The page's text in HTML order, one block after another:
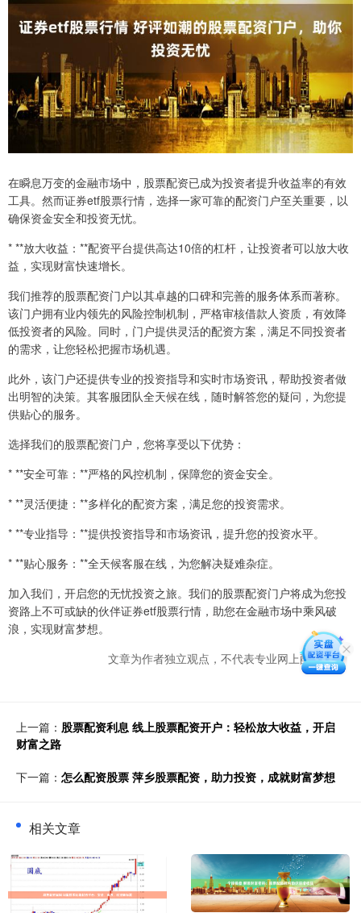
在瞬息万变的金融市场中，股票配资已成为投资者提升收益率的有效
工具。然而证券etf股票行情，选择一家可靠的配资门户至关重要，以
确保资金安全和投资无忧。
* **放大收益：**配资平台提供高达10倍的杠杆，让投资者可以放大收
益，实现财富快速增长。
我们推荐的股票配资门户以其卓越的口碑和完善的服务体系而著称。
该门户拥有业内领先的风险控制机制，严格审核借款人资质，有效降
低投资者的风险。同时，门户提供灵活的配资方案，满足不同投资者
的需求，让您轻松把握市场机遇。
此外，该门户还提供专业的投资指导和实时市场资讯，帮助投资者做
出明智的决策。其客服团队全天候在线，随时解答您的疑问，为您提
供贴心的服务。
选择我们的股票配资门户，您将享受以下优势：
* **安全可靠：**严格的风控机制，保障您的资金安全。
* **灵活便捷：**多样化的配资方案，满足您的投资需求。
* **专业指导：**提供投资指导和市场资讯，提升您的投资水平。
* **贴心服务：**全天候客服在线，为您解决疑难杂症。
加入我们，开启您的无忧投资之旅。我们的股票配资门户将成为您投
资路上不可或缺的伙伴证券etf股票行情，助您在金融市场中乘风破
浪，实现财富梦想。
文章为作者独立观点，不代表专业网上配资观点
上一篇： 股票配资利息 线上股票配资开户：轻松放大收益，开启
财富之路
下一篇： 怎么配资股票 萍乡股票配资，助力投资，成就财富梦想
相关文章